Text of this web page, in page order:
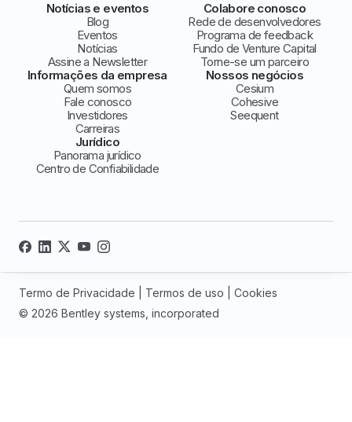
Notícias e eventos
Blog
Eventos
Notícias
Assine a Newsletter
Colabore conosco
Rede de desenvolvedores
Programa de feedback
Fundo de Venture Capital
Torne-se um parceiro
Informações da empresa
Quem somos
Fale conosco
Investidores
Carreiras
Nossos negócios
Cesium
Cohesive
Seequent
Jurídico
Panorama jurídico
Centro de Confiabilidade
© 2026 Bentley systems, incorporated
Termo de Privacidade Termos de uso Cookies